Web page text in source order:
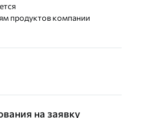
продуктов компании
на заявку